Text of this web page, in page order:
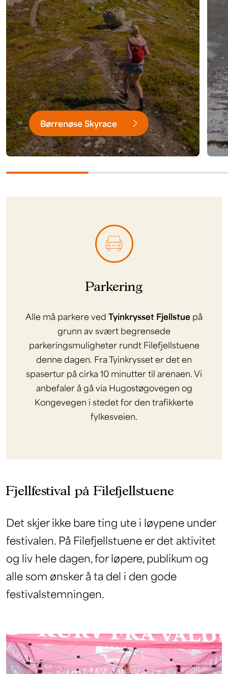
Børrenøse Skyrace
Parkering
Alle må parkere ved Tyinkrysset Fjellstue på
grunn av svært begrensede
parkeringsmuligheter rundt Filefjellstuene
denne dagen. Fra Tyinkrysset er det en
spasertur på cirka 10 minutter til arenaen. Vi
anbefaler å gå via Hugostøgovegen og
Kongevegen i stedet for den trafikkerte
fylkesveien.
Fjellfestival på Filefjellstuene
Det skjer ikke bare ting ute i løypene under
festivalen. På Filefjellstuene er det aktivitet
og liv hele dagen, for løpere, publikum og
alle som ønsker å ta del i den gode
festivalstemningen.